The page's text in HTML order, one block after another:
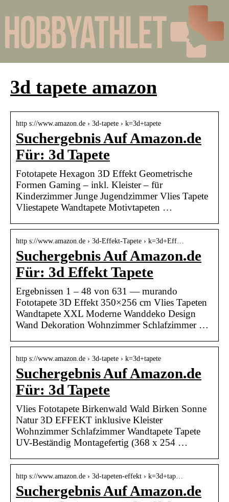
3d tapete amazon
http s://www.amazon.de › 3d-tapete › k=3d+tapete
Suchergebnis Auf Amazon.de
Für: 3d Tapete
Fototapete Hexagon 3D Effekt Geometrische
Formen Gaming – inkl. Kleister – für
Kinderzimmer Junge Jugendzimmer Vlies Tapete
Vliestapete Wandtapete Motivtapeten …
http s://www.amazon.de › 3d-Effekt-Tapete › k=3d+Eff…
Suchergebnis Auf Amazon.de
Für: 3d Effekt Tapete
Ergebnissen 1 – 48 von 631 — murando
Fototapete 3D Effekt 350×256 cm Vlies Tapeten
Wandtapete XXL Moderne Wanddeko Design
Wand Dekoration Wohnzimmer Schlafzimmer …
http s://www.amazon.de › 3d-tapete › k=3d+tapete
Suchergebnis Auf Amazon.de
Für: 3d Tapete
Vlies Fototapete Birkenwald Wald Birken Sonne
Natur 3D EFFEKT inklusive Kleister
Wohnzimmer Schlafzimmer Wandtapete Tapete
UV-Beständig Montagefertig (368 x 254 …
http s://www.amazon.de › 3d-tapeten-effekt › k=3d+tap…
Suchergebnis Auf Amazon.de